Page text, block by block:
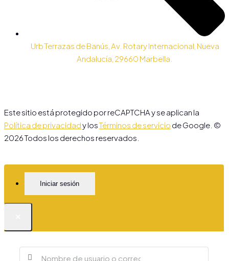
Urb Terrazas de Banús, Av. Rotary Internacional, Nueva
Andalucía, 29660 Marbella.
Este sitio está protegido por reCAPTCHA y se aplican la
Política de privacidady losTérminos de servicio de Google. ©
2026 Todos los derechos reservados.
Iniciar sesión